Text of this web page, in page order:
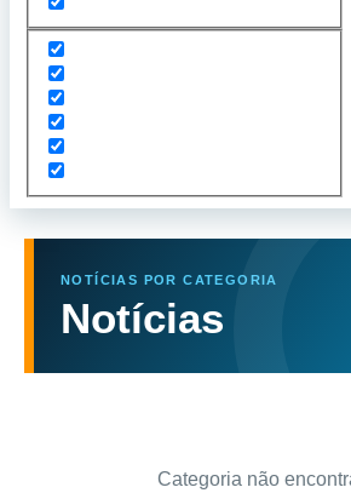
NOTÍCIAS POR CATEGORIA
Notícias
Categoria não